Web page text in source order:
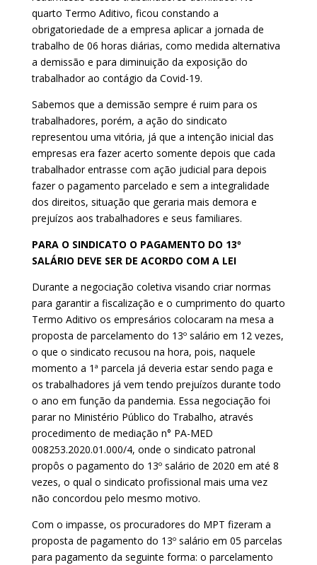
quarto Termo Aditivo, ficou constando a
obrigatoriedade de a empresa aplicar a jornada de
trabalho de 06 horas diárias, como medida alternativa
a demissão e para diminuição da exposição do
trabalhador ao contágio da Covid-19.
Sabemos que a demissão sempre é ruim para os
trabalhadores, porém, a ação do sindicato
representou uma vitória, já que a intenção inicial das
empresas era fazer acerto somente depois que cada
trabalhador entrasse com ação judicial para depois
fazer o pagamento parcelado e sem a integralidade
dos direitos, situação que geraria mais demora e
prejuízos aos trabalhadores e seus familiares.
PARA O SINDICATO O PAGAMENTO DO 13º
SALÁRIO DEVE SER DE ACORDO COM A LEI
Durante a negociação coletiva visando criar normas
para garantir a fiscalização e o cumprimento do quarto
Termo Aditivo os empresários colocaram na mesa a
proposta de parcelamento do 13º salário em 12 vezes,
o que o sindicato recusou na hora, pois, naquele
momento a 1ª parcela já deveria estar sendo paga e
os trabalhadores já vem tendo prejuízos durante todo
o ano em função da pandemia. Essa negociação foi
parar no Ministério Público do Trabalho, através
procedimento de mediação n° PA-MED
008253.2020.01.000/4, onde o sindicato patronal
propôs o pagamento do 13º salário de 2020 em até 8
vezes, o qual o sindicato profissional mais uma vez
não concordou pelo mesmo motivo.
Com o impasse, os procuradores do MPT fizeram a
proposta de pagamento do 13º salário em 05 parcelas
para pagamento da seguinte forma: o parcelamento